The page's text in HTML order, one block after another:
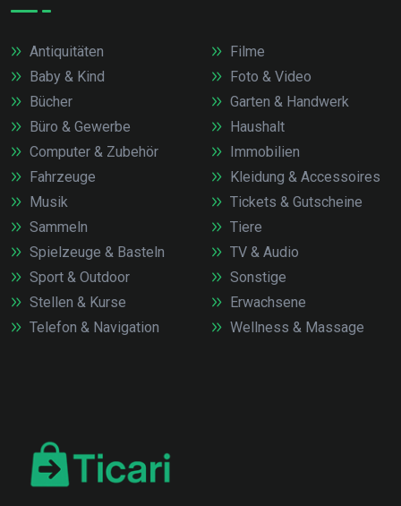
Antiquitäten
Baby & Kind
Bücher
Büro & Gewerbe
Computer & Zubehör
Fahrzeuge
Filme
Foto & Video
Garten & Handwerk
Haushalt
Immobilien
Kleidung & Accessoires
Musik
Sammeln
Spielzeuge & Basteln
Sport & Outdoor
Stellen & Kurse
Telefon & Navigation
Tickets & Gutscheine
Tiere
TV & Audio
Sonstige
Erwachsene
Wellness & Massage